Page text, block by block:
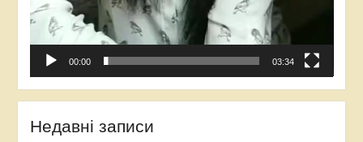
00:00 03:34
Недавні записи